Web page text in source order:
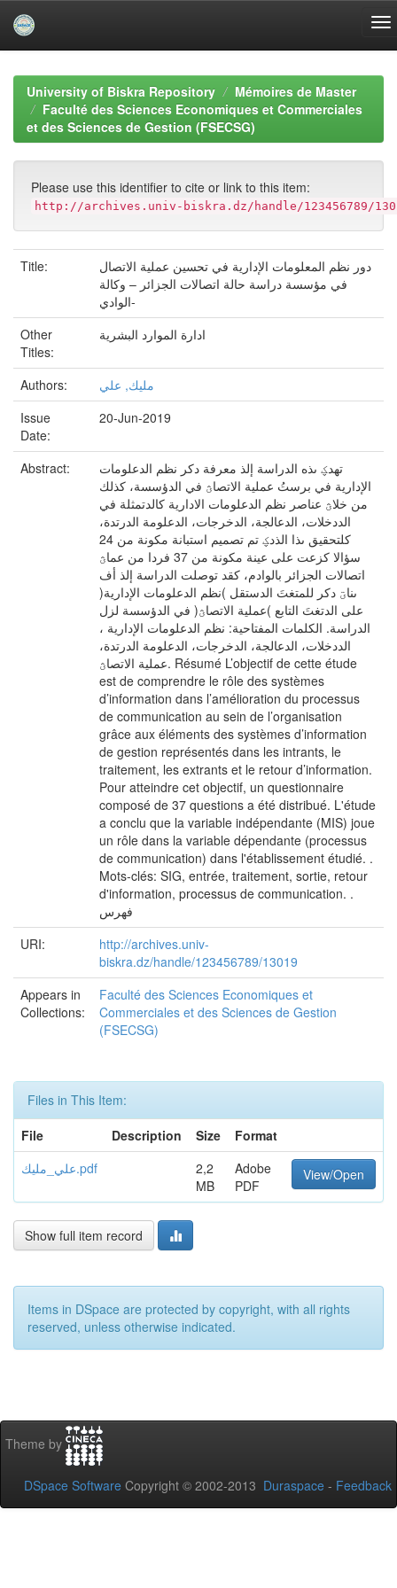
navigationUniversity of Biskra Repository
Mémoires de Master
Faculté des Sciences Economiques et Commerciales
et des Sciences de Gestion (FSECSG)
Please use this identifier to cite or link to this item:
http://archives.univ-biskra.dz/handle/123456789/
Title:
دور نظم المعلومات الإدارية في تحسين عملية الاتصال
في مؤسسة دراسة حالة اتصالات الجزائر – وكالة
الوادي-
Other
Titles:
ادارة الموارد البشرية
Authors:
مليك, علي
Issue
Date:
20-Jun-2019
Abstract:
تهدؼ ىذه الدراسة إلذ معرفة دكر نظم الدعلومات
الإدارية في برستُ عملية الاتصاؿ في الدؤسسة، كذلك
من خلاؿ عناصر نظم الدعلومات الادارية كالدتمثلة في
الددخلات، الدعالجة، الدخرجات، الدعلومة الدرتدة،
كلتحقيق ىذا الذدؼ تم تصميم استبانة مكونة من 24
سؤالا كزعت على عينة مكونة من 37 فردا من عماؿ
اتصالات الجزائر بالوادم، كقد توصلت الدراسة إلذ أف
ىناؾ دكر للمتغتَ الدستقل )نظم الدعلومات الإدارية(
على الدتغتَ التابع )عملية الاتصاؿ( في الدؤسسة لزل
الدراسة. الكلمات المفتاحية: نظم الدعلومات الإدارية ،
الددخلات، الدعالجة، الدخرجات، الدعلومة الدرتدة،
عملية الاتصاؿ. Résumé L’objectif de cette étude
est de comprendre le rôle des systèmes
d’information dans l’amélioration du processus
de communication au sein de l’organisation
grâce aux éléments des systèmes d’information
de gestion représentés dans les intrants, le
traitement, les extrants et le retour d’information.
Pour atteindre cet objectif, un questionnaire
composé de 37 questions a été distribué. L'étude
a conclu que la variable indépendante (MIS) joue
un rôle dans la variable dépendante (processus
de communication) dans l'établissement étudié. .
Mots-clés: SIG, entrée, traitement, sortie, retour
d'information, processus de communication. .
فهرس
URI:
http://archives.univ-
biskra.dz/handle/123456789/13019
Appears in
Collections:
Faculté des Sciences Economiques et
Commerciales et des Sciences de Gestion
(FSECSG)
Files in This Item:
File
Description Size
Format
علي_مليك.pdf
2,2
MB
Adobe
PDF
View/Open
Show full item record
Items in DSpace are protected by copyright, with all rights
reserved, unless otherwise indicated.
Theme by
DSpace Software Copyright © 2002-2013 Duraspace - Feedback